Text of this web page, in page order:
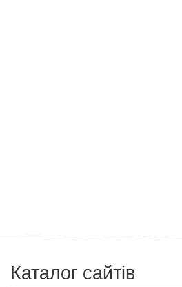
Каталог сайтів